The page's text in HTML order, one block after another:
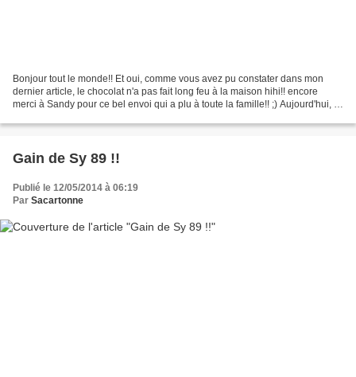
Bonjour tout le monde!! Et oui, comme vous avez pu constater dans mon
dernier article, le chocolat n'a pas fait long feu à la maison hihi!! encore
merci à Sandy pour ce bel envoi qui a plu à toute la famille!! ;) Aujourd'hui, je
Gain de Sy 89 !!
Publié le 12/05/2014 à 06:19
Par Sacartonne